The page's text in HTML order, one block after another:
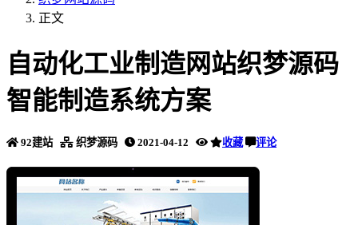
正文
自动化工业制造网站织梦源码
智能制造系统方案
92建站 织梦源码 2021-04-12 收藏 评论